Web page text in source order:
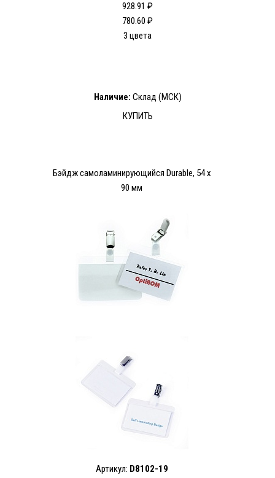
928.91 ₽
780.60 ₽
3 цвета
Наличие: Склад (МСК)
КУПИТЬ
Бэйдж самоламинирующийся Durable, 54 x
90 мм
Артикул: D8102-19